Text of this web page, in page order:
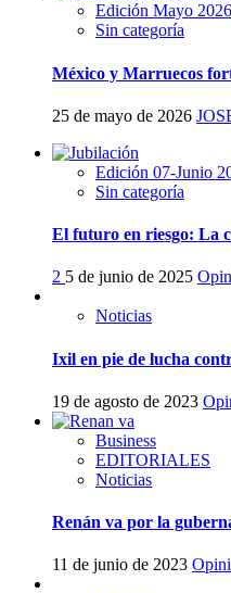
Edición Mayo 2026
Sin categoría
México y Marruecos
25 de mayo de 2026
Edición 07-Junio
Sin categoría
El futuro en riesgo: La
2 5 de junio de 2025
Noticias
Ixil en pie de lucha
19 de agosto de 2023
Business
EDITORIALES
Noticias
Renán va por la
11 de junio de 2023